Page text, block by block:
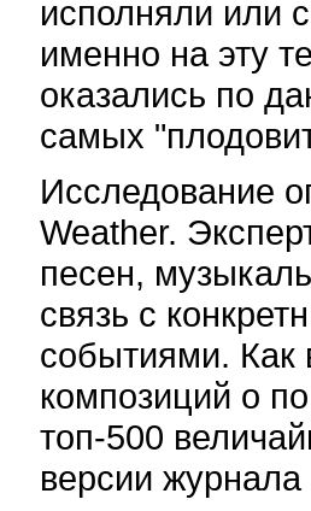
исполняли или
именно на эту
оказались по
самых
Исследование
Weather.
песен,
связь с
событиями. Как
композиций о
топ-500
версии журнала